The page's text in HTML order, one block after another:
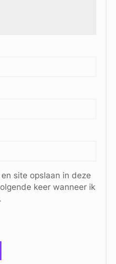
site opslaan in deze
keer wanneer ik